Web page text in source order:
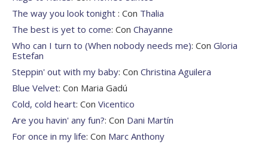
The way you look tonight : Con Thalia
The best is yet to come: Con Chayanne
Who can I turn to (When nobody needs me): Con Gloria
Estefan
Steppin' out with my baby: Con Christina Aguilera
Blue Velvet: Con Maria Gadú
Cold, cold heart: Con Vicentico
Are you havin' any fun?: Con Dani Martín
For once in my life: Con Marc Anthony